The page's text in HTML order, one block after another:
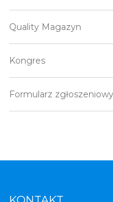
Quality Magazyn
Kongres
Formularz zgłoszeniowy